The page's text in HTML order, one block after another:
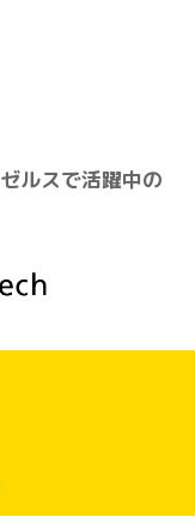
ルスで活躍中の